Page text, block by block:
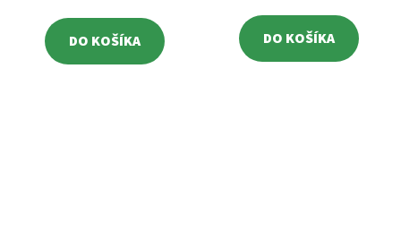
DO KOŠÍKA DO KOŠÍKA